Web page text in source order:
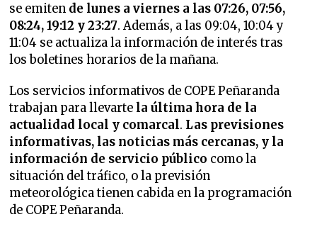
se emiten de lunes a viernes a las 07:26, 07:56,
08:24, 19:12 y 23:27. Además, a las 09:04, 10:04 y
11:04 se actualiza la información de interés tras
los boletines horarios de la mañana.
Los servicios informativos de COPE Peñaranda
trabajan para llevarte la última hora de la
actualidad local y comarcal. Las previsiones
informativas, las noticias más cercanas, y la
información de servicio público como la
situación del tráfico, o la previsión
meteorológica tienen cabida en la programación
de COPE Peñaranda.